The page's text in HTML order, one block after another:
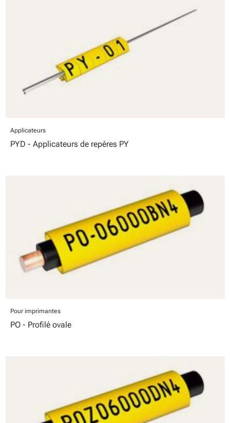
Applicateurs
PYD - Applicateurs de repères PY
Pour imprimantes
PO - Profilé ovale